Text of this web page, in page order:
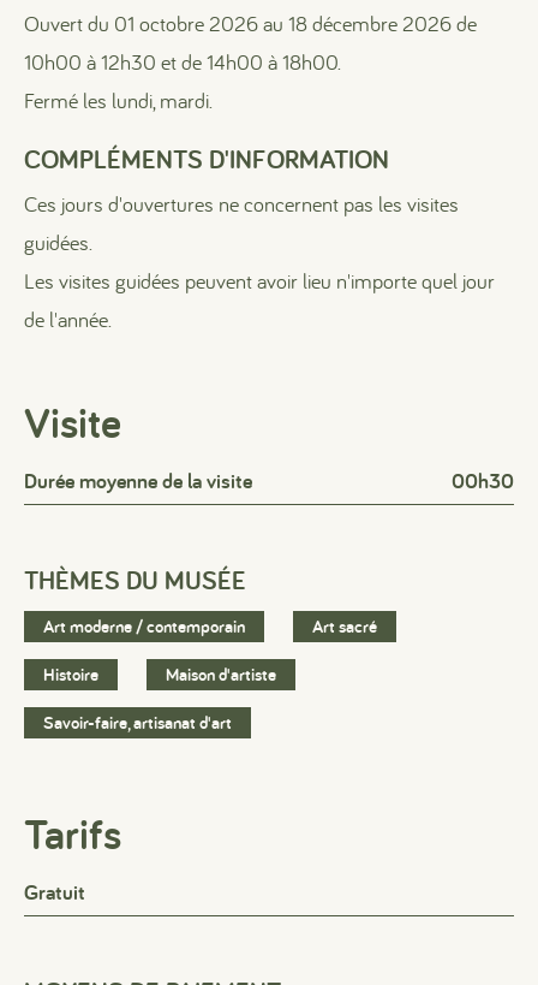
Ouvert du 01 octobre 2026 au 18 décembre 2026 de
10h00 à 12h30 et de 14h00 à 18h00.
Fermé les lundi, mardi.
COMPLÉMENTS D'INFORMATION
Ces jours d'ouvertures ne concernent pas les visites
guidées.
Les visites guidées peuvent avoir lieu n'importe quel jour
de l'année.
Visite
Durée moyenne de la visite 00h30
THÈMES DU MUSÉE
Art moderne / contemporain Art sacré
Histoire Maison d'artiste
Savoir-faire, artisanat d'art
Tarifs
Gratuit